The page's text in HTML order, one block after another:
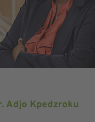
Adjo Kpedzroku